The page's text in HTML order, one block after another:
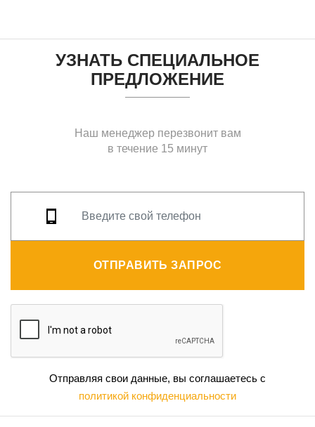
УЗНАТЬ СПЕЦИАЛЬНОЕ
ПРЕДЛОЖЕНИЕ
Наш менеджер перезвонит вам
в течение 15 минут
ОТПРАВИТЬ ЗАПРОС
Отправляя свои данные, вы соглашаетесь с
политикой конфиденциальности